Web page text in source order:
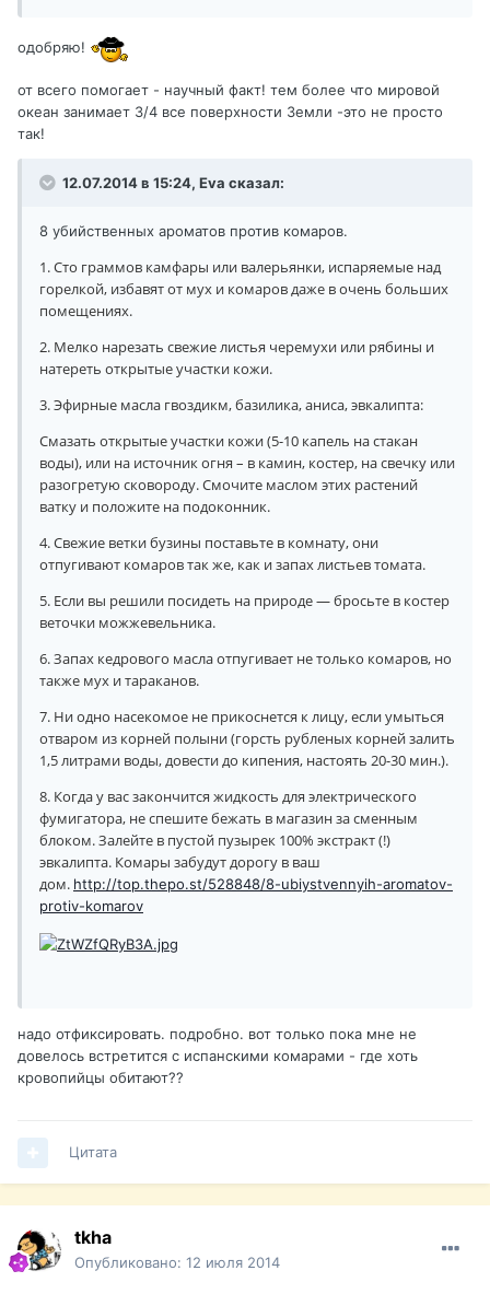
одобряю!
от всего помогает - научный факт! тем более что мировой
океан занимает 3/4 все поверхности Земли -это не просто
так!
12.07.2014 в 15:24, Eva сказал:
8 убийственных ароматов против комаров.
1. Сто граммов камфары или валерьянки, испаряемые над
горелкой, избавят от мух и комаров даже в очень больших
помещениях.
2. Мелко нарезать свежие листья черемухи или рябины и
натереть открытые участки кожи.
3. Эфирные масла гвоздикм, базилика, аниса, эвкалипта:
Смазать открытые участки кожи (5-10 капель на стакан
воды), или на источник огня – в камин, костер, на свечку или
разогретую сковороду. Смочите маслом этих растений
ватку и положите на подоконник.
4. Свежие ветки бузины поставьте в комнату, они
отпугивают комаров так же, как и запах листьев томата.
5. Если вы решили посидеть на природе — бросьте в костер
веточки можжевельника.
6. Запах кедрового масла отпугивает не только комаров, но
также мух и тараканов.
7. Ни одно насекомое не прикоснется к лицу, если умыться
отваром из корней полыни (горсть рубленых корней залить
1,5 литрами воды, довести до кипения, настоять 20-30 мин.).
8. Когда у вас закончится жидкость для электрического
фумигатора, не спешите бежать в магазин за сменным
блоком. Залейте в пустой пузырек 100% экстракт (!)
эвкалипта. Комары забудут дорогу в ваш
дом. http://top.thepo.st/528848/8-ubiystvennyih-aromatov-
protiv-komarov
надо отфиксировать. подробно. вот только пока мне не
довелось встретится с испанскими комарами - где хоть
кровопийцы обитают??
Цитата
tkha
Опубликовано: 12 июля 2014